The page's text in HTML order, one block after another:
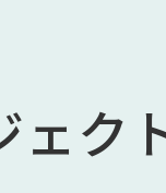
ェク